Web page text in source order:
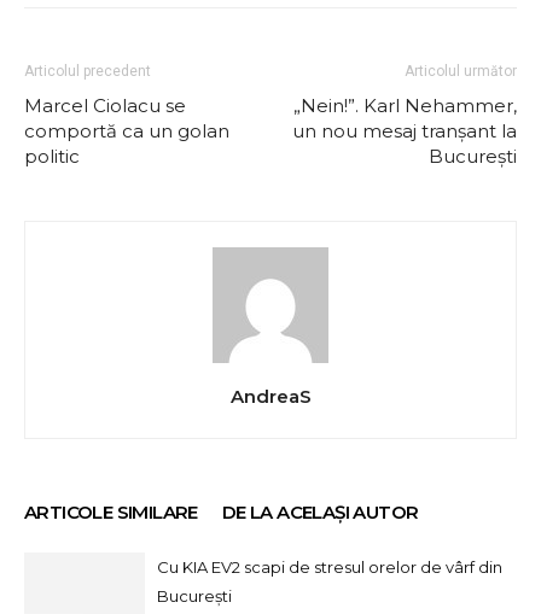
Articolul precedent
Marcel Ciolacu se
comportă ca un golan
politic
Articolul următor
„Nein!”. Karl Nehammer,
un nou mesaj tranșant la
București
AndreaS
ARTICOLE SIMILARE DE LA ACELAȘI AUTOR
Cu KIA EV2 scapi de stresul orelor de vârf din
București